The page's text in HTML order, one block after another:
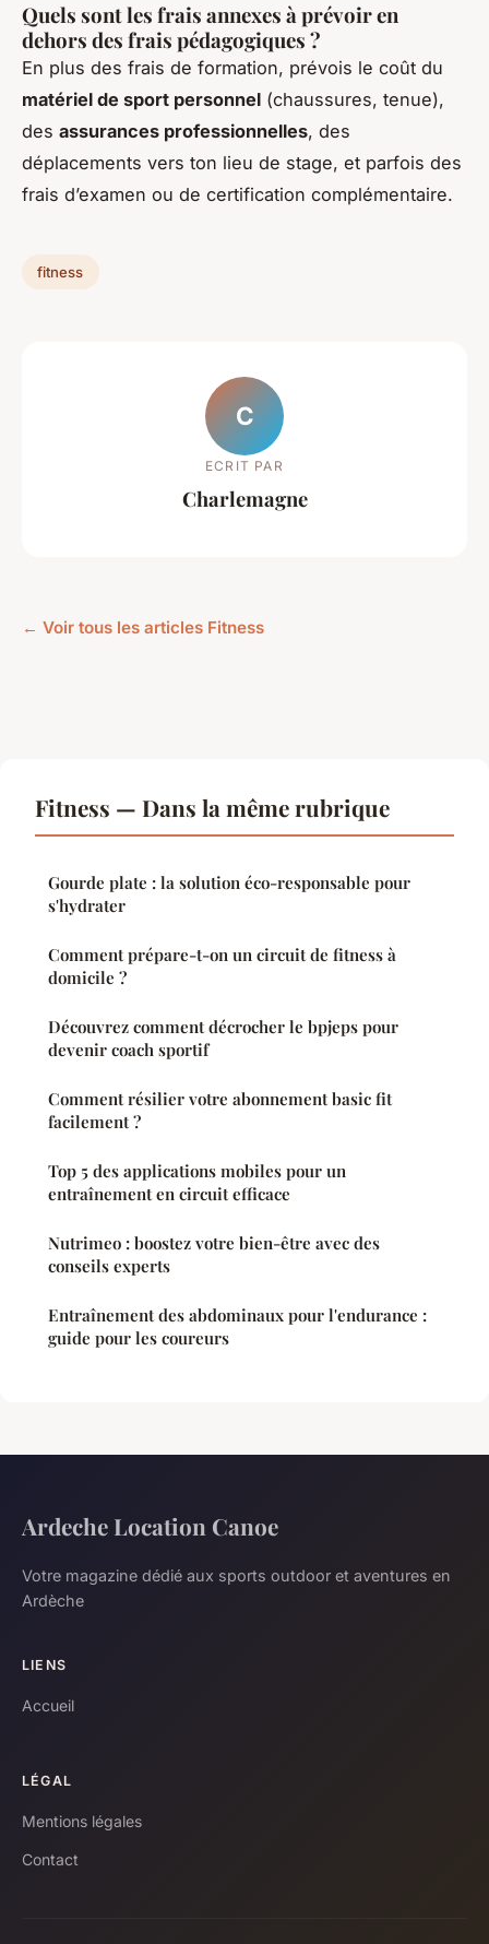
Quels sont les frais annexes à prévoir en
dehors des frais pédagogiques ?
En plus des frais de formation, prévois le coût du
matériel de sport personnel (chaussures, tenue),
des assurances professionnelles, des
déplacements vers ton lieu de stage, et parfois des
frais d’examen ou de certification complémentaire.
fitness
C
ECRIT PAR
Charlemagne
← Voir tous les articles Fitness
Fitness — Dans la même rubrique
Gourde plate : la solution éco-responsable pour
s'hydrater
Comment prépare-t-on un circuit de fitness à
domicile ?
Découvrez comment décrocher le bpjeps pour
devenir coach sportif
Comment résilier votre abonnement basic fit
facilement ?
Top 5 des applications mobiles pour un
entraînement en circuit efficace
Nutrimeo : boostez votre bien-être avec des
conseils experts
Entraînement des abdominaux pour l'endurance :
guide pour les coureurs
Ardeche Location Canoe
Votre magazine dédié aux sports outdoor et aventures en
Ardèche
LIENS
Accueil
LÉGAL
Mentions légales
Contact